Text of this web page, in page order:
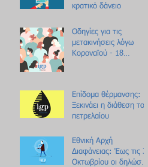
κρατικό δάνειο
Οδηγίες για τις
μετακινήσεις λόγω
Κοροναϊού - 18
Επίδομα θέρμανσης:
Ξεκινάει η διάθεση του
πετρελαίου
Εθνική Αρχή
Διαφάνειας: Έως τις 31
Οκτωβρίου οι δηλώσεις